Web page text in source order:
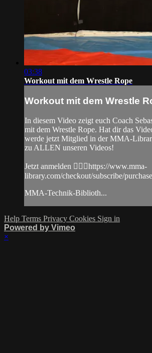
03:38
Workout mit dem Wrestle Rope
Workout mit dem Wrestle
In diesem Video zeigt euch Coach
mit dem Wrestle Rope. Hat dir das
werde jetzt Mitglied in der MMA-
zu ALLEN unseren Videos!
Jetzt anmelden 👉🏼🔥https://www.mma-
library.com/checkout/subscribe/
MMA-Technik-Biblioth...
Help Terms Privacy Cookies Sign in
Powered by Vimeo
×